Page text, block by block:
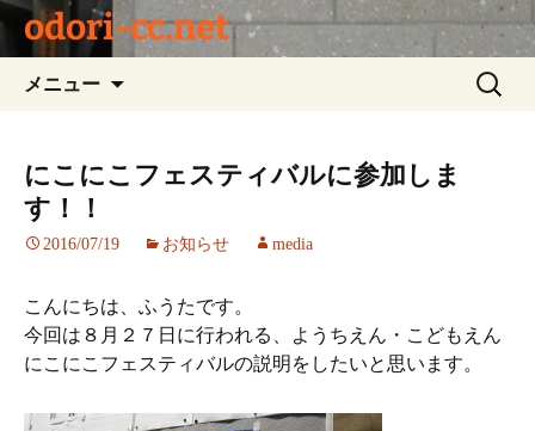
odori-cc.net
メニュー
ツ
プ
検
索:
にこにこフェスティバルに参加しま
す！！
2016/07/19 お知らせ media
こんにちは、ふうたです。
今回は８月２７日に行われる、ようちえん・こどもえん
にこにこフェスティバルの説明をしたいと思います。